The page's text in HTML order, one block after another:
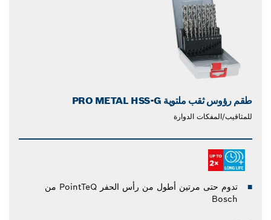
طقم رؤوس ثقب ملتوية PRO METAL HSS-G
للمثاقيب/المفكات الدوارة
تدوم حتى مرتين أطول من رأس الحفر PointTeQ من
Bosch